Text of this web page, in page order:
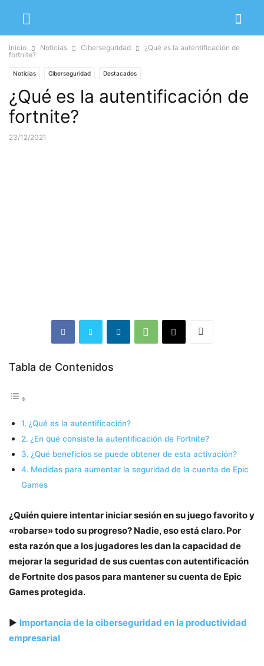
Inicio Noticias Ciberseguridad
¿Qué es la autentificación de
fortnite?
Noticias Ciberseguridad Destacados
¿Qué es la autentificación de
fortnite?
23/12/2021
Tabla de Contenidos
¿Qué es la autentificación?
¿En qué consiste la autentificación de Fortnite?
¿Qué beneficios se puede obtener de esta activación?
Medidas para aumentar la seguridad de la cuenta de Epic
Games
¿Quién quiere intentar iniciar sesión en su juego favorito y
«robarse» todo su progreso? Nadie, eso está claro. Por
esta razón que a los jugadores les dan la capacidad de
mejorar la seguridad de sus cuentas con autentificación
de Fortnite dos pasos para mantener su cuenta de Epic
Games protegida.
▶ Importancia de la ciberseguridad en la productividad
empresarial